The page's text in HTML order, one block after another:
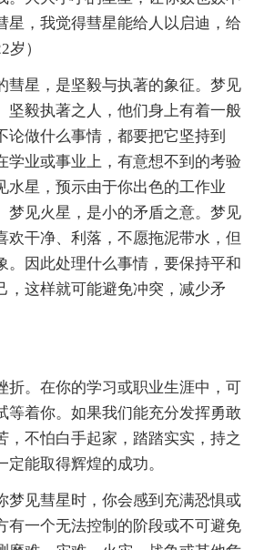
星，我觉得彗星能给人以启迪，给
岁）
彗星，是坚毅与执著的象征。梦见
坚毅执著之人，他们身上有着一般
论做什么事情，都要把它坚持到
学业或事业上，有意想不到的考验
水星，预示由于你出色的工作业
梦见火星，是小的矛盾之意。梦见
欢干净、利落，不愿拖泥带水，但
。因此处理什么事情，要保持平和
，这样就可能避免冲突，减少矛
折。在你的学习或职业生涯中，可
等着你。如果我们能充分发挥勇敢
，不怕白手起家，踏踏实实，持之
能取得辉煌的成功。
梦见彗星时，你会感到充满恐惧或
有一个无法控制的阶段或不可避免